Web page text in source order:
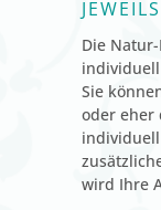
JEWEILS
Die
Sie
oder eher
wird Ihre